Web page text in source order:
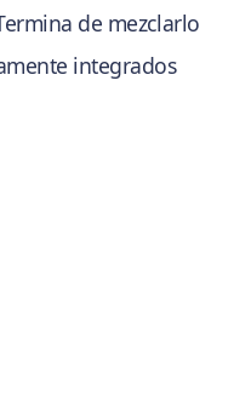
de mezclarlo
integrados